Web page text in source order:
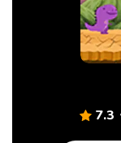
7.3